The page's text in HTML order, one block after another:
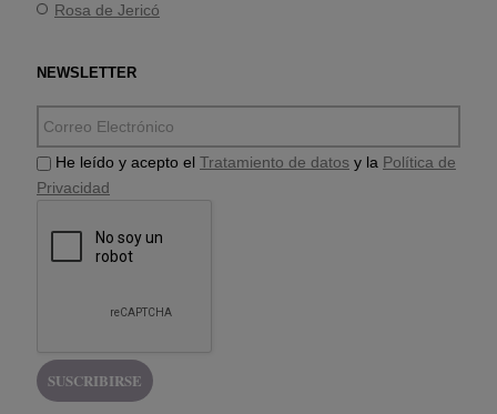
Rosa de Jericó
NEWSLETTER
He leído y acepto el Tratamiento de datos y la Política de
Privacidad